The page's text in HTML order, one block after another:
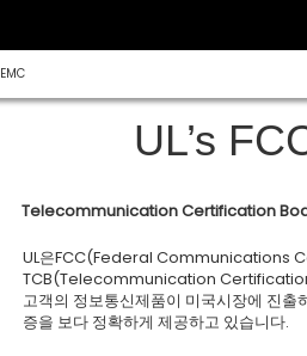
EMC
UL’s
Telecommunication Certification
UL은FCC(Federal Communications
TCB(Telecommunication
고객의 정보통신제품이 미국시장에 진출
증을 보다 정확하게 제공하고 있습니다.